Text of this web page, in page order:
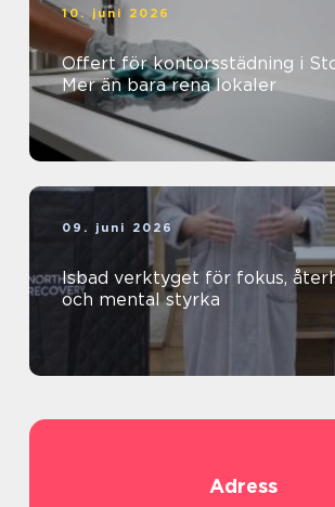
10. juni 2026
Offert för kontorsstädning i
Mer än bara rena lokaler
09. juni 2026
Isbad verktyget för fokus, återhämtning
och mental styrka
Adress